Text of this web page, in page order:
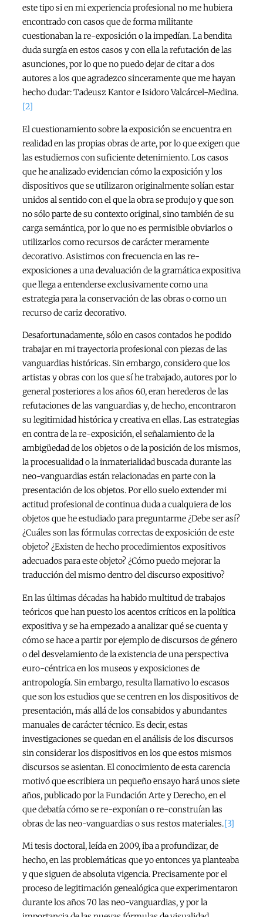
este tipo si en mi experiencia profesional no me hubiera
encontrado con casos que de forma militante
cuestionaban la re-exposición o la impedían. La bendita
duda surgía en estos casos y con ella la refutación de las
asunciones, por lo que no puedo dejar de citar a dos
autores a los que agradezco sinceramente que me hayan
hecho dudar: Tadeusz Kantor e Isidoro Valcárcel-Medina.
[2]
El cuestionamiento sobre la exposición se encuentra en
realidad en las propias obras de arte, por lo que exigen que
las estudiemos con suficiente detenimiento. Los casos
que he analizado evidencian cómo la exposición y los
dispositivos que se utilizaron originalmente solían estar
unidos al sentido con el que la obra se produjo y que son
no sólo parte de su contexto original, sino también de su
carga semántica, por lo que no es permisible obviarlos o
utilizarlos como recursos de carácter meramente
decorativo. Asistimos con frecuencia en las re-
exposiciones a una devaluación de la gramática expositiva
que llega a entenderse exclusivamente como una
estrategia para la conservación de las obras o como un
recurso de cariz decorativo.
Desafortunadamente, sólo en casos contados he podido
trabajar en mi trayectoria profesional con piezas de las
vanguardias históricas. Sin embargo, considero que los
artistas y obras con los que sí he trabajado, autores por lo
general posteriores a los años 60, eran herederos de las
refutaciones de las vanguardias y, de hecho, encontraron
su legitimidad histórica y creativa en ellas. Las estrategias
en contra de la re-exposición, el señalamiento de la
ambigüedad de los objetos o de la posición de los mismos,
la procesualidad o la inmaterialidad buscada durante las
neo-vanguardias están relacionadas en parte con la
presentación de los objetos. Por ello suelo extender mi
actitud profesional de continua duda a cualquiera de los
objetos que he estudiado para preguntarme ¿Debe ser así?
¿Cuáles son las fórmulas correctas de exposición de este
objeto? ¿Existen de hecho procedimientos expositivos
adecuados para este objeto? ¿Cómo puedo mejorar la
traducción del mismo dentro del discurso expositivo?
En las últimas décadas ha habido multitud de trabajos
teóricos que han puesto los acentos críticos en la política
expositiva y se ha empezado a analizar qué se cuenta y
cómo se hace a partir por ejemplo de discursos de género
o del desvelamiento de la existencia de una perspectiva
euro-céntrica en los museos y exposiciones de
antropología. Sin embargo, resulta llamativo lo escasos
que son los estudios que se centren en los dispositivos de
presentación, más allá de los consabidos y abundantes
manuales de carácter técnico. Es decir, estas
investigaciones se quedan en el análisis de los discursos
sin considerar los dispositivos en los que estos mismos
discursos se asientan. El conocimiento de esta carencia
motivó que escribiera un pequeño ensayo hará unos siete
años, publicado por la Fundación Arte y Derecho, en el
que debatía cómo se re-exponían o re-construían las
obras de las neo-vanguardias o sus restos materiales.[3]
Mi tesis doctoral, leída en 2009, iba a profundizar, de
hecho, en las problemáticas que yo entonces ya planteaba
y que siguen de absoluta vigencia. Precisamente por el
proceso de legitimación genealógica que experimentaron
durante los años 70 las neo-vanguardias, y por la